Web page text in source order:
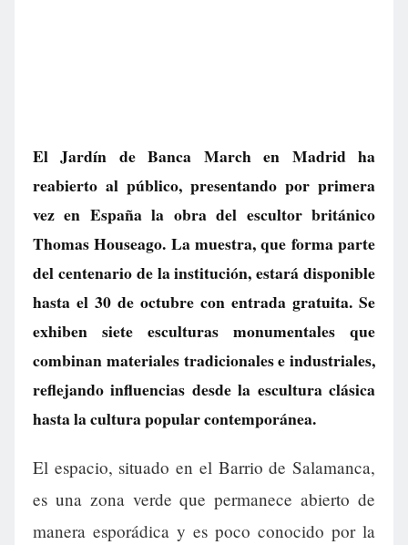
El Jardín de Banca March en Madrid ha
reabierto al público, presentando por primera
vez en España la obra del escultor británico
Thomas Houseago. La muestra, que forma parte
del centenario de la institución, estará disponible
hasta el 30 de octubre con entrada gratuita. Se
exhiben siete esculturas monumentales que
combinan materiales tradicionales e industriales,
reflejando influencias desde la escultura clásica
hasta la cultura popular contemporánea.
El espacio, situado en el Barrio de Salamanca,
es una zona verde que permanece abierto de
manera esporádica y es poco conocido por la